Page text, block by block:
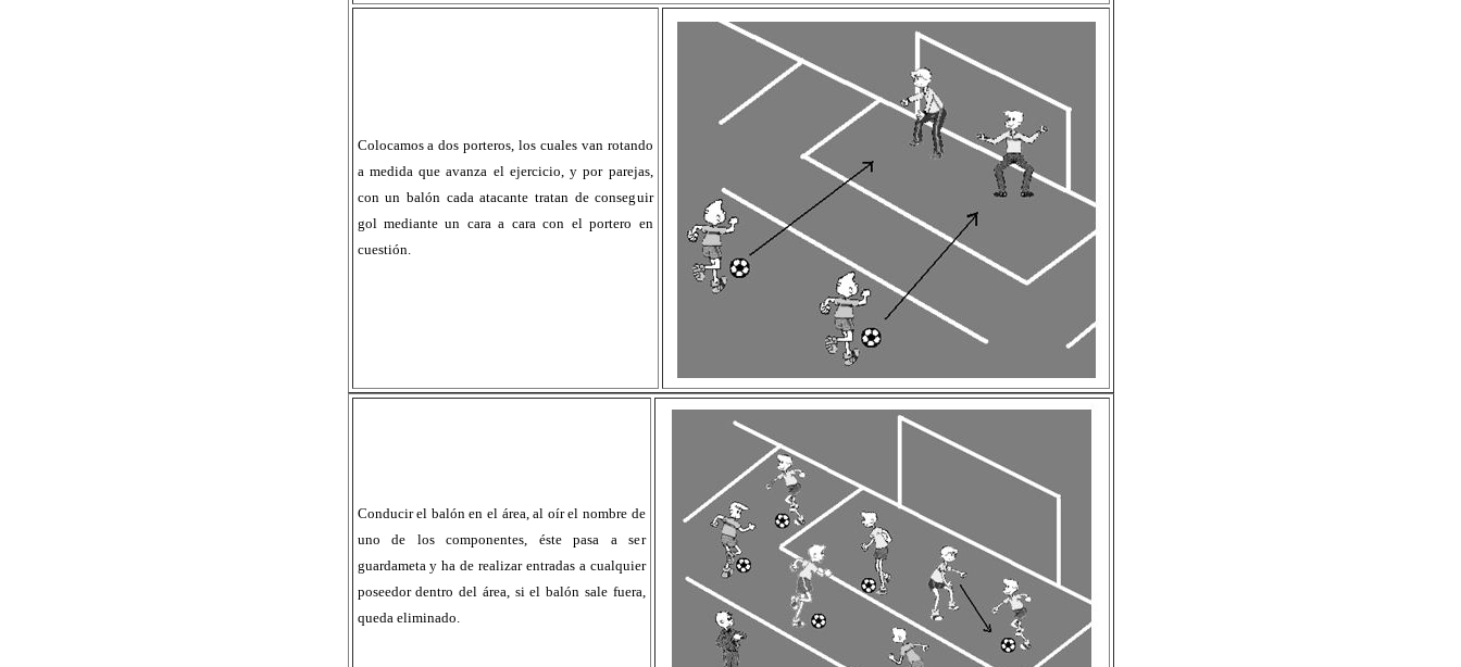
Colocamos a dos porteros, los cuales van rotando
a medida que avanza el ejercicio, y por parejas,
con un balón cada atacante tratan de conseguir
gol mediante un cara a cara con el portero en
cuestión.
Conducir el balón en el área, al oír el nombre de
uno de los componentes, éste pasa a ser
guardameta y ha de realizar entradas a cualquier
poseedor dentro del área, si el balón sale fuera,
queda eliminado.